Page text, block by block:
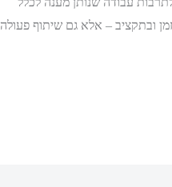
ובתקציב – אלא גם שיתוף פעולה